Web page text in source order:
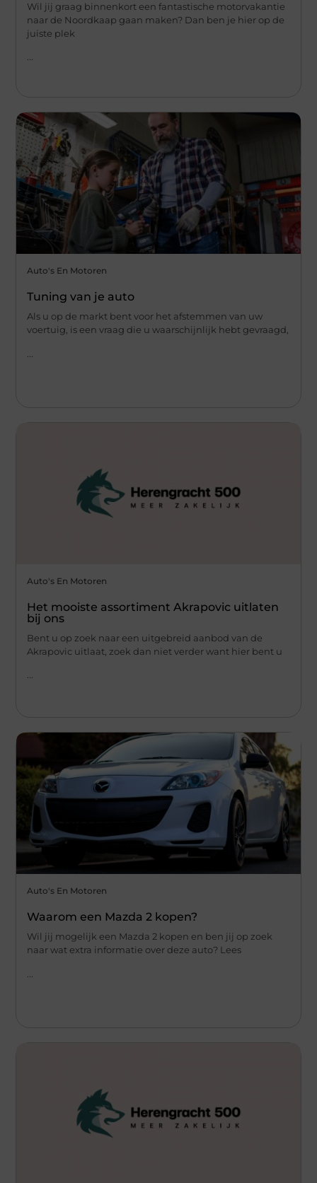
Wil jij graag binnenkort een fantastische motorvakantie
naar de Noordkaap gaan maken? Dan ben je hier op de
juiste plek
...
Auto's En Motoren
Tuning van je auto
Als u op de markt bent voor het afstemmen van uw
voertuig, is een vraag die u waarschijnlijk hebt gevraagd,
Auto's En Motoren
Het mooiste assortiment Akrapovic uitlaten
bij ons
Bent u op zoek naar een uitgebreid aanbod van de
Akrapovic uitlaat, zoek dan niet verder want hier bent u
Auto's En Motoren
Waarom een Mazda 2 kopen?
Wil jij mogelijk een Mazda 2 kopen en ben jij op zoek
naar wat extra informatie over deze auto? Lees